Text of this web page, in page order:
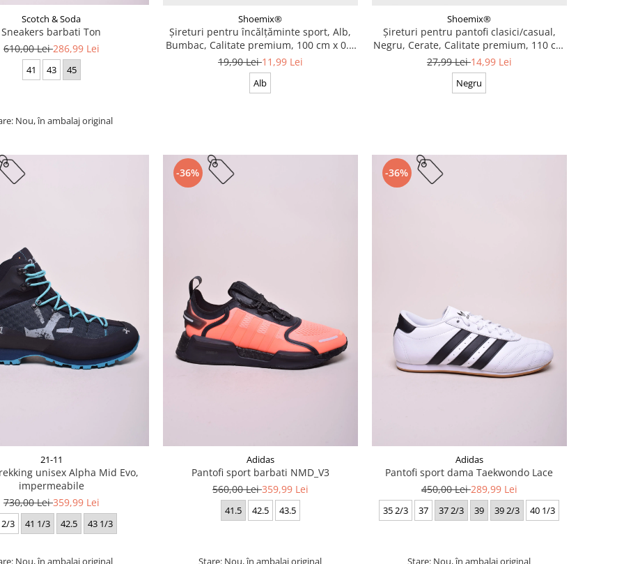
Scotch & Soda
Sneakers barbati Ton
610,00 Lei286,99 Lei
41 43 45
Nou, în ambalaj original
Shoemix®
Șireturi pentru încălțăminte sport, Alb,
Bumbac, Calitate premium, 100 cm x 0.8
cm
19,90 Lei11,99 Lei
Alb
Shoemix®
Șireturi pentru pantofi clasici/casual,
Negru, Cerate, Calitate premium, 110 cm
x 0.3 cm
27,99 Lei14,99 Lei
Negru
21-11
unisex Alpha Mid Evo,
impermeabile
730,00 Lei359,99 Lei
2/3 41 1/3 42.5 43 1/3
-36%
Adidas
Pantofi sport barbati NMD_V3
560,00 Lei359,99 Lei
41.5 42.5 43.5
-36%
Adidas
Pantofi sport dama Taekwondo Lace
450,00 Lei289,99 Lei
35 2/3 37 37 2/3 39 39 2/3 40 1/3